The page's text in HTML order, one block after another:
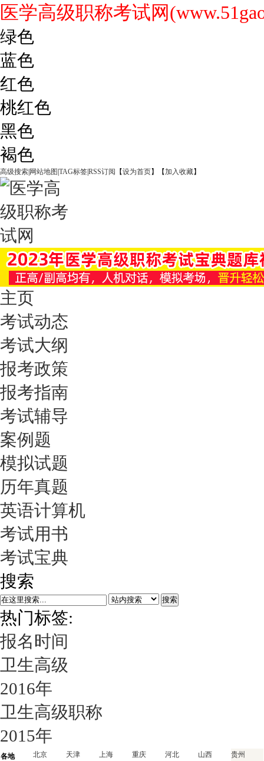
医学高级职称考试网
绿色
蓝色
红色
桃红色
黑色
褐色
高级搜索 网站地图 TAG标签RSS订阅 【设为首页】【加入收藏】
主页
考试动态
考试大纲
报考政策
报考指南
考试辅导
案例题
模拟试题
历年真题
英语计算机
考试用书
考试宝典
搜索
搜索
热门标签:
报名时间
卫生高级
2016年
卫生高级职称
2015年
各地
北京 天津 上海 重庆 河北 山西
贵州